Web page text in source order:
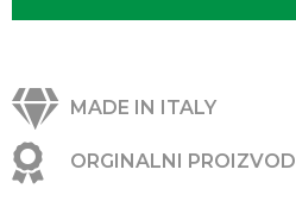
MADE IN ITALY
ORGINALNI PROIZVODI